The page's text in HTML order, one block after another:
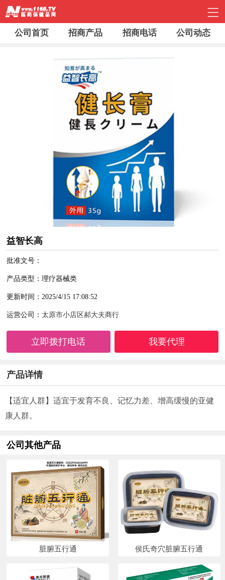
公司首页 招商产品 招商电话 公司动态
益智长高
批准文号：
产品类型：理疗器械类
更新时间：2025/4/15 17:08:52
运营公司： 太原市小店区郝大夫商行
立即拨打电话 我要代理
产品详情
【适宜人群】适宜于发育不良、记忆力差、增高缓慢的亚健
康人群。
公司其他产品
脏腑五行通 侯氏奇穴脏腑五行通